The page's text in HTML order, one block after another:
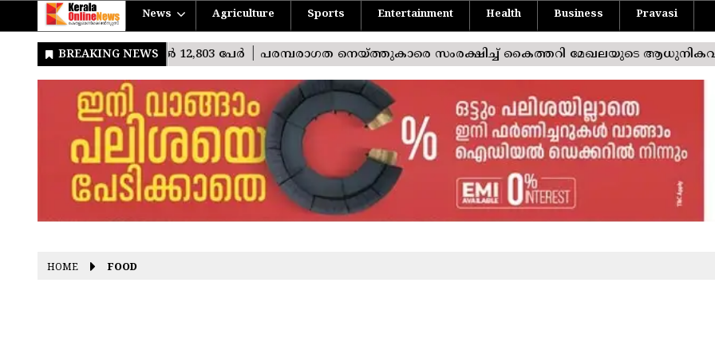
News Agriculture Sports Entertainment Health Business Pravasi
HOME FOOD